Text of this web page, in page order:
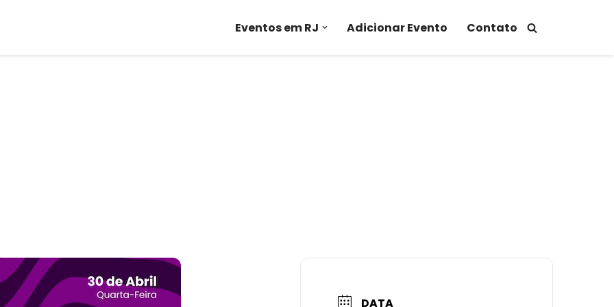
Eventos em RJ Adicionar Evento Contato
DATA